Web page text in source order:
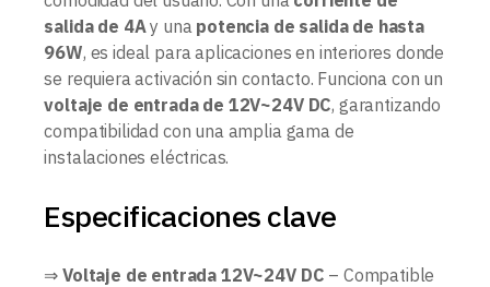
salida de 4Ay una potencia de salida de hasta
96W, es ideal para aplicaciones en interiores donde
se requiera activación sin contacto. Funciona con un
voltaje de entrada de 12V~24V DC, garantizando
compatibilidad con una amplia gama de
instalaciones eléctricas.
Especificaciones clave
⇒ Voltaje de entrada 12V~24V DC – Compatible